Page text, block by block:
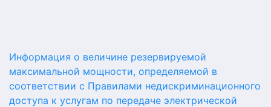
Информация о величине резервируемой
максимальной мощности, определяемой в
соответствии с Правилами недискриминационного
доступа к услугам по передаче электрической